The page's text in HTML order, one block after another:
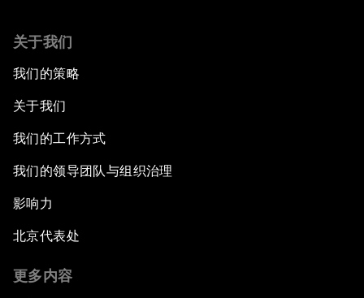
关于我们
我们的策略
关于我们
我们的工作方式
我们的领导团队与组织治理
影响力
北京代表处
更多内容